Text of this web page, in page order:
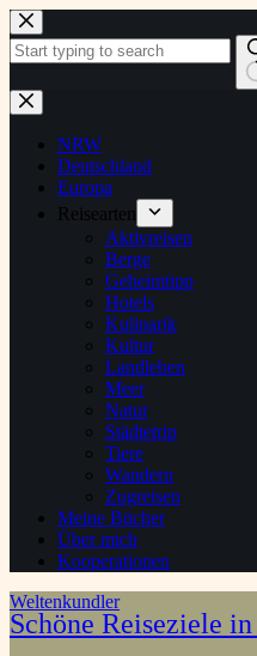
Zum
Inhalt
springen
Keine
Ergebnisse
NRW
Deutschland
Europa
Reisearten
Aktivreisen
Berge
Geheimtipp
Hotels
Kulinarik
Kultur
Landleben
Meer
Natur
Städtetrip
Tiere
Wandern
Zugreisen
Meine Bücher
Über mich
Kooperationen
Weltenkundler
Schöne Reiseziele